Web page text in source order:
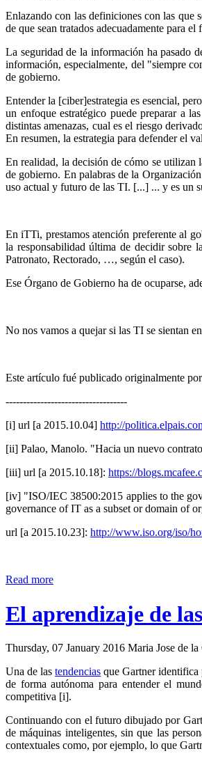
Enlazando con las definiciones con las que
de que sean tratados adecuadamente para el
La seguridad de la información ha pasado
información, especialmente, del "siempre
de gobierno.
Entender la [ciber]estrategia es esencial,
un enfoque estratégico puede preparar a
distintas amenazas, cual es el riesgo
En resumen, la estrategia para defender el
En realidad, la decisión de cómo se
de gobierno. En palabras de la
uso actual y futuro de las TI. [...] ... y es un
En iTTi, prestamos atención preferente al
la responsabilidad última de decidir sobre
Patronato, Rectorado, …, según el caso).
Ese Órgano de Gobierno ha de ocuparse,
No nos vamos a quejar si las TI se sientan
Este artículo fué publicado originalmente
-----------------------------------
[i] url [a 2015.10.04] http://
[ii] Palao, Manolo. "Hacia un nuevo
[iii] url [a 2015.10.18]: https://
[iv] "ISO/IEC 38500:2015 applies to the
governance of IT as a subset or domain of
url [a 2015.10.23]: http://www.iso.org/iso/
Read more
El aprendizaje de
Thursday, 07 January 2016 Maria Jose de la
Una de lastendencias que Gartner identifica
de forma autónoma para entender el
competitiva [i].
Continuando con el futuro dibujado por
de máquinas inteligentes, sin que las
contextuales como, por ejemplo, lo que